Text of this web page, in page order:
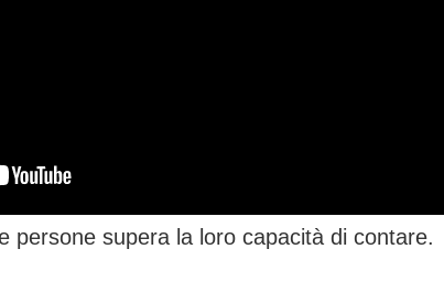
persone supera la loro capacità di contare.